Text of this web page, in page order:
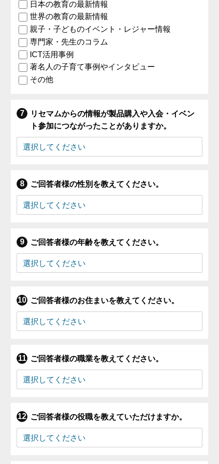
日本の教育の最新情報
世界の教育の最新情報
親子・子どものイベント・レジャー情報
専門家・先生のコラム
ICT活用事例
著名人の子育て事例やインタビュー
その他
リセマムからの情報が製品購入や入会・イベン
ト参加につながったことがありますか。
ご回答者様の性別を教えてください。
ご回答者様の年齢を教えてください。
ご回答者様のお住まいを教えてください。
ご回答者様の職業を教えてください。
ご回答者様の役職を教えていただけますか。